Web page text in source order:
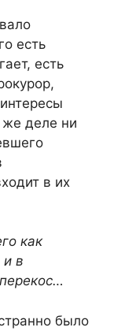
есть
есть
деле ни
в их
как
и в
было